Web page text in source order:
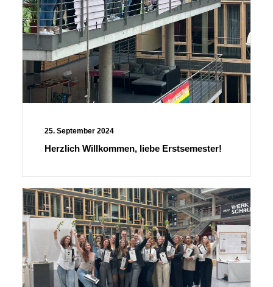
25. September 2024
Herzlich Willkommen, liebe Erstsemester!